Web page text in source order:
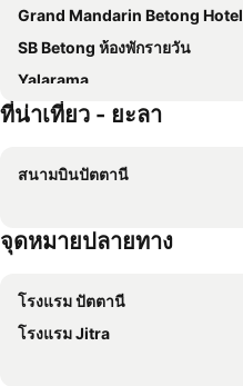
Grand Mandarin Betong Hotel
SB Betong ห้องพักรายวัน
Yalarama
Triple D Hotel
Moya Boutique Hotel
ที่น่าเที่ยว - ยะลา
สนามบินปัตตานี
จุดหมายปลายทาง
โรงแรม ปัตตานี
โรงแรม Jitra